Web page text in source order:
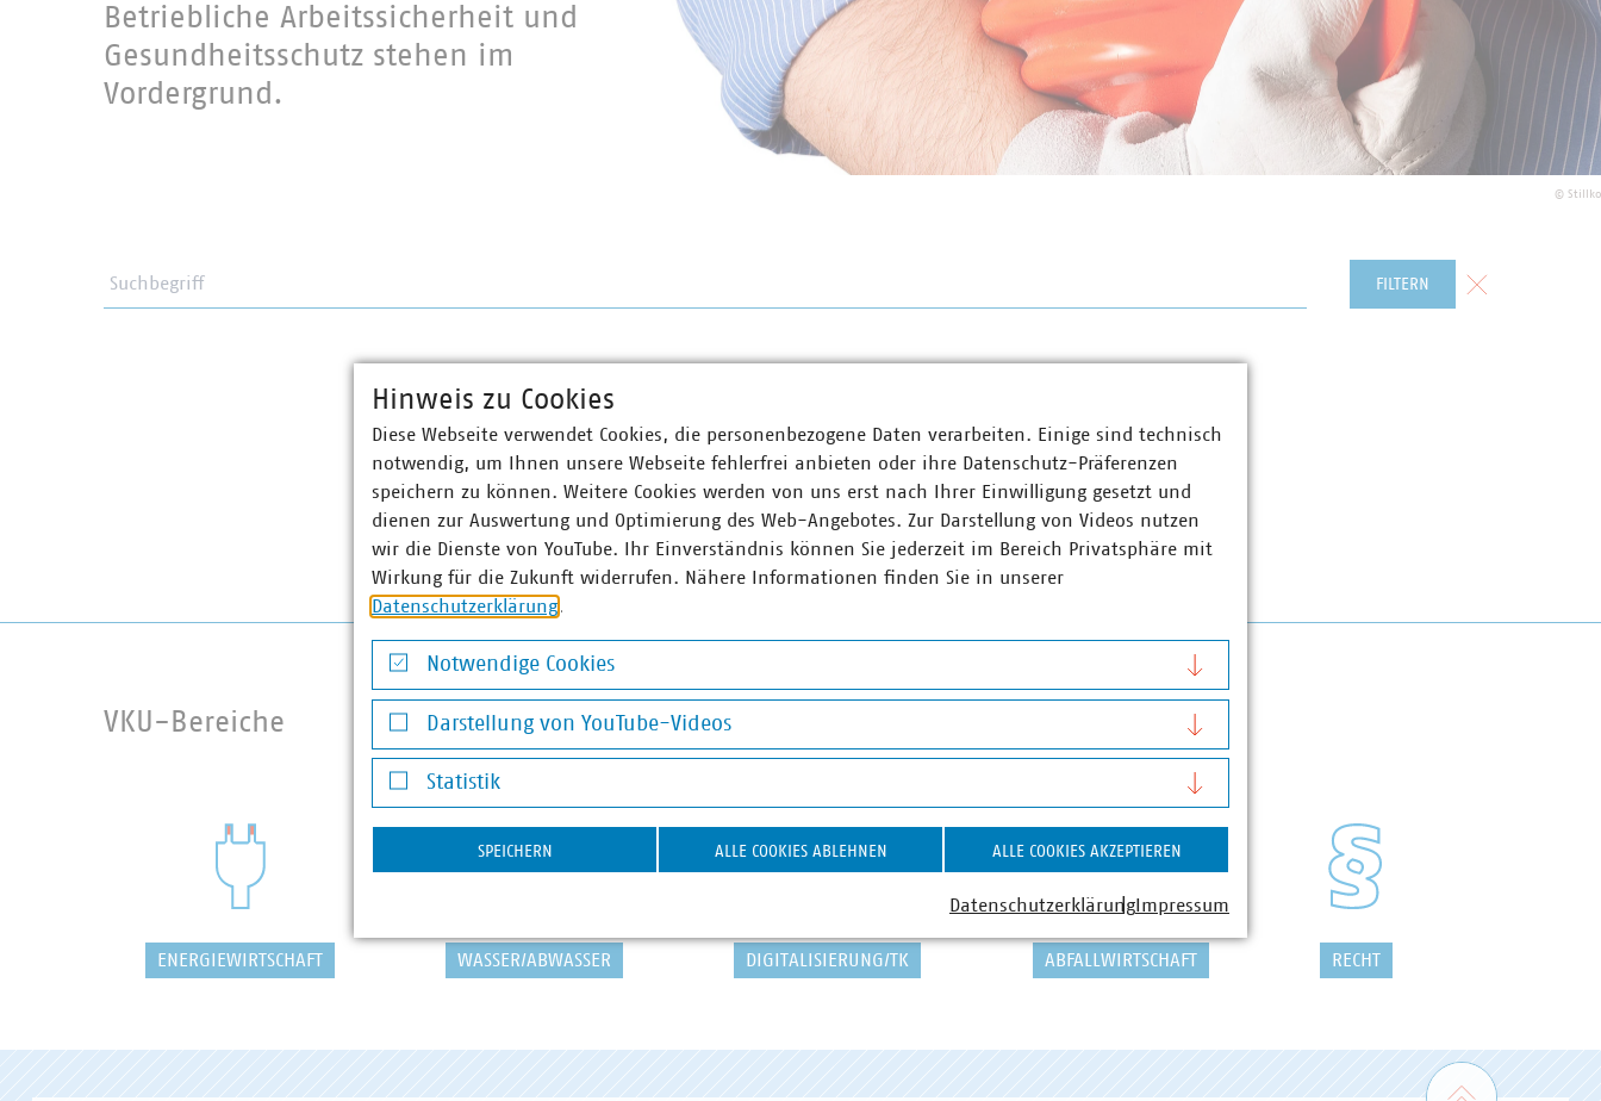
©
Betriebliche Arbeitssicherheit und
Gesundheitsschutz stehen im
Vordergrund.
FILTERN
Formular
zurück
1 2
VKU-Bereiche
ENERGIEWIRTSCHAFT WASSER/ABWASSER DIGITALISIERUNG/TK ABFALLWIRTSCHAFT RECHT
Zum
Hinweis zu Cookies
Diese Webseite verwendet Cookies, die personenbezogene Daten verarbeiten. Einige sind technisch
notwendig, um Ihnen unsere Webseite fehlerfrei anbieten oder ihre Datenschutz-Präferenzen
speichern zu können. Weitere Cookies werden von uns erst nach Ihrer Einwilligung gesetzt und
dienen zur Auswertung und Optimierung des Web-Angebotes. Zur Darstellung von Videos nutzen
wir die Dienste von YouTube. Ihr Einverständnis können Sie jederzeit im Bereich Privatsphäre mit
Wirkung für die Zukunft widerrufen. Nähere Informationen finden Sie in unserer
Datenschutzerklärung.
Notwendige Cookies
Notwendige Cookies
Darstellung von YouTube-Videos
Darstellung von YouTube-Videos
Statistik
Statistik
SPEICHERN ALLE COOKIES ABLEHNEN ALLE COOKIES AKZEPTIEREN
Datenschutzerklärung Impressum